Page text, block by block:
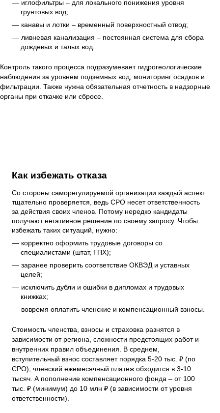
иглофильтры – для локального понижения уровня
грунтовых вод;
канавы и лотки – временный поверхностный отвод;
ливневая канализация – постоянная система для сбора
дождевых и талых вод.
Контроль такого процесса подразумевает гидрогеологические
наблюдения за уровнем подземных вод, мониторинг осадков и
фильтрации. Также нужна обязательная отчетность в надзорные
органы при откачке или сбросе.
Как избежать отказа
Со стороны саморегулируемой организации каждый аспект
тщательно проверяется, ведь СРО несет ответственность
за действия своих членов. Потому нередко кандидаты
получают негативное решение по своему запросу. Чтобы
избежать таких ситуаций, нужно:
корректно оформить трудовые договоры со
специалистами (штат, ГПХ);
заранее проверить соответствие ОКВЭД и уставных
целей;
исключить дубли и ошибки в дипломах и трудовых
книжках;
вовремя оплатить членские и компенсационный взносы.
Стоимость членства, взносы и страховка разнятся в
зависимости от региона, сложности предстоящих работ и
внутренних правил объединения. В среднем,
вступительный взнос составляет порядка 5-20 тыс. ₽ (по
СРО), членский ежемесячный платеж обходится в 3-10
тысяч. А пополнение компенсационного фонда – от 100
тыс. ₽ (минимум) до 10 млн ₽ (в зависимости от уровня
ответственности).